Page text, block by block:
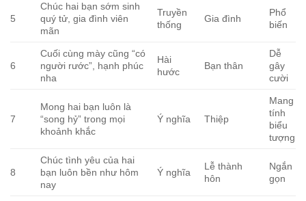
5
Chúc hai bạn sớm sinh
quý tử, gia đình viên
mãn
Truyền
thống
Gia đình
Phổ
biến
6
Cuối cùng mày cũng “có
người rước”, hạnh phúc
nha
Hài
hước
Bạn thân
Dễ
gây
cười
7
Mong hai bạn luôn là
“song hỷ” trong mọi
khoảnh khắc
Ý nghĩa Thiệp
Mang
tính
biểu
tượng
8
Chúc tình yêu của hai
bạn luôn bền như hôm
nay
Ý nghĩa
Lễ thành
hôn
Ngắn
gọn